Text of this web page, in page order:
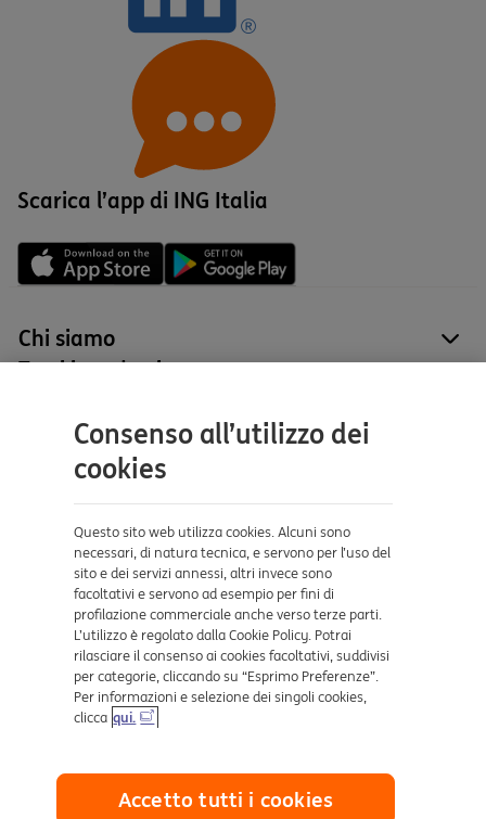
Scarica l’app di ING Italia
Chi siamo
Tutti i prodotti
Aiuto e supporto
Dove ci trovi
Certificazioni
Collegamenti utili
Mappa del sito
Consenso all’utilizzo dei
cookies
Questo sito web utilizza cookies. Alcuni sono
necessari, di natura tecnica, e servono per l’uso del
sito e dei servizi annessi, altri invece sono
facoltativi e servono ad esempio per fini di
profilazione commerciale anche verso terze parti.
L’utilizzo è regolato dalla Cookie Policy. Potrai
rilasciare il consenso ai cookies facoltativi, suddivisi
per categorie, cliccando su “Esprimo Preferenze”.
Per informazioni e selezione dei singoli cookies,
clicca qui.
Accetto tutti i cookies